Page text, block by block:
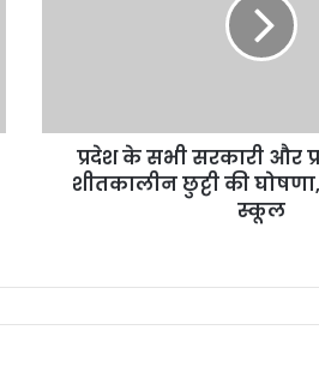
प्रदेश के सभी सरकारी और
शीतकालीन छुट्टी की
स्कूल